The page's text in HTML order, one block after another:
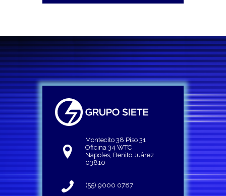
Montecito 38 Piso 31
Oficina 34 WTC
Napoles, Benito Juárez
03810
(55) 9000 0787